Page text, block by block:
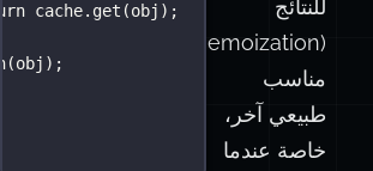
للنتائج
مناسب
طبيعي آخر،
خاصة عندما
cache. get (obj);
(obj);